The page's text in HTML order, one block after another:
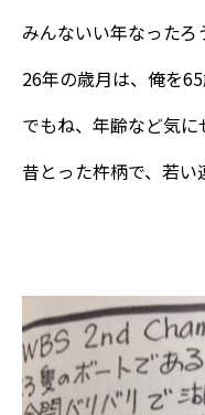
みんないい年なったろ
26年の歳月は、俺を
でもね、年齢など気に
昔とった杵柄で、若い